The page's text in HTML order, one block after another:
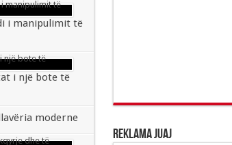
i manipulimit të
i një bote të
moderne
Reklama Juaj